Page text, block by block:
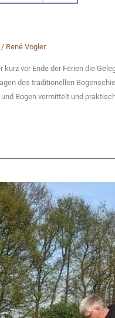
/ René Vogler
vor Ende der Ferien die
des traditionellen
Bogen vermittelt und